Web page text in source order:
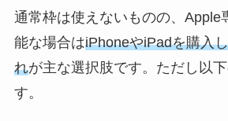
通常枠は使えないものの、Apple
能な場合はiPhoneやiPadを購入
れが主な選択肢です。ただし以
す。